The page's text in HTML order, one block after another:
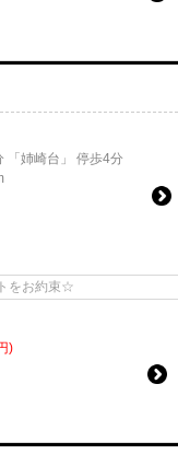
「姉崎台」 停歩4分
をお約束☆
)